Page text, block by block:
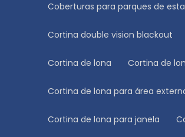
Coberturas para parques de
Cortina double vision blackout
Cortina de lona Cortina de
Cortina de lona para área
Cortina de lona para janela